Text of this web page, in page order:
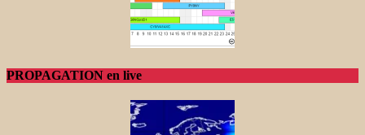
PROPAGATION en live